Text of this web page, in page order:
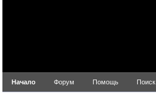
Начало Форум Помощь Поиск